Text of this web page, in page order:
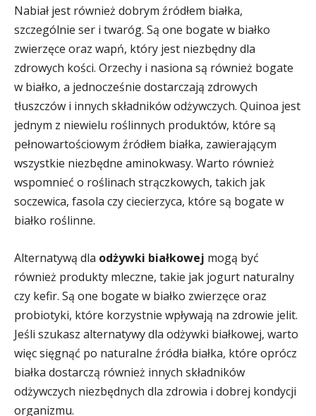
Nabiał jest również dobrym źródłem białka,
szczególnie ser i twaróg. Są one bogate w białko
zwierzęce oraz wapń, który jest niezbędny dla
zdrowych kości. Orzechy i nasiona są również bogate
w białko, a jednocześnie dostarczają zdrowych
tłuszczów i innych składników odżywczych. Quinoa jest
jednym z niewielu roślinnych produktów, które są
pełnowartościowym źródłem białka, zawierającym
wszystkie niezbędne aminokwasy. Warto również
wspomnieć o roślinach strączkowych, takich jak
soczewica, fasola czy ciecierzyca, które są bogate w
białko roślinne.
Alternatywą dla odżywki białkowej mogą być
również produkty mleczne, takie jak jogurt naturalny
czy kefir. Są one bogate w białko zwierzęce oraz
probiotyki, które korzystnie wpływają na zdrowie jelit.
Jeśli szukasz alternatywy dla odżywki białkowej, warto
więc sięgnąć po naturalne źródła białka, które oprócz
białka dostarczą również innych składników
odżywczych niezbędnych dla zdrowia i dobrej kondycji
organizmu.